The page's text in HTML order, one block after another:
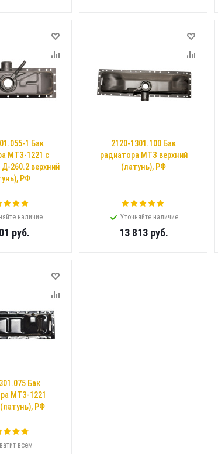
1 Бак
МТЗ-1221 с
260.2 верхний
РФ
наличие
руб.
2120-1301.100 Бак
радиатора МТЗ верхний
(латунь), РФ
Уточняйте наличие
13 813руб.
Бак
МТЗ-1221
РФ
всем